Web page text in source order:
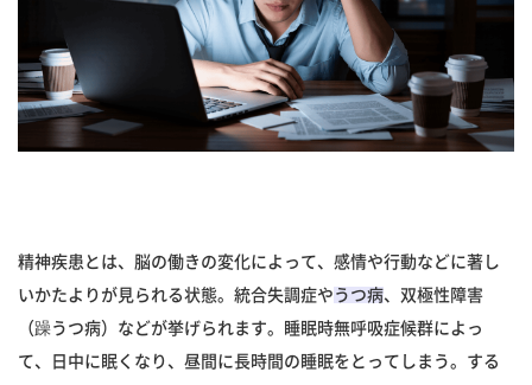
精神疾患とは、脳の働きの変化によって、感情や行動などに著し
いかたよりが見られる状態。統合失調症や うつ病、双極性障害
（躁うつ病）などが挙げられます。睡眠時無呼吸症候群によっ
て、日中に眠くなり、昼間に長時間の睡眠をとってしまう。する